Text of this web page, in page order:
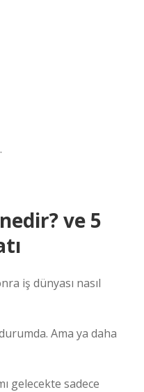
ve 5
iş dünyası nasıl
Ama ya daha
gelecekte sadece